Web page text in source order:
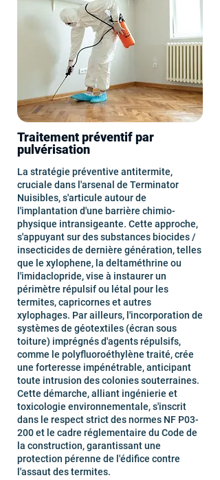
Traitement préventif par
pulvérisation
La stratégie préventive antitermite,
cruciale dans l'arsenal de Terminator
Nuisibles, s'articule autour de
l'implantation d'une barrière chimio-
physique intransigeante. Cette approche,
s'appuyant sur des substances biocides /
insecticides de dernière génération, telles
que le xylophene, la deltaméthrine ou
l'imidaclopride, vise à instaurer un
périmètre répulsif ou létal pour les
termites, capricornes et autres
xylophages. Par ailleurs, l'incorporation de
systèmes de géotextiles (écran sous
toiture) imprégnés d'agents répulsifs,
comme le polyfluoroéthylène traité, crée
une forteresse impénétrable, anticipant
toute intrusion des colonies souterraines.
Cette démarche, alliant ingénierie et
toxicologie environnementale, s'inscrit
dans le respect strict des normes NF P03-
200 et le cadre réglementaire du Code de
la construction, garantissant une
protection pérenne de l'édifice contre
l'assaut des termites.